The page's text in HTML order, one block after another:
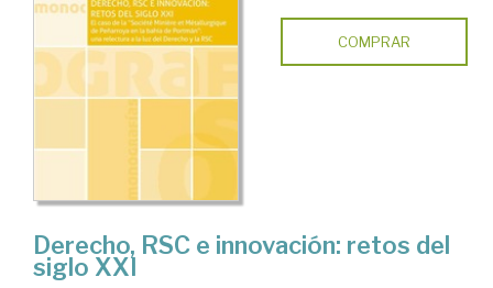
COMPRAR
Derecho, RSC e innovación: retos del
siglo XXI